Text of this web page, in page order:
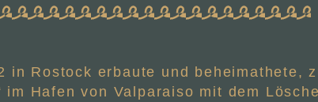
in Rostock erbaute und beheimathete,
im Hafen von Valparaiso mit dem